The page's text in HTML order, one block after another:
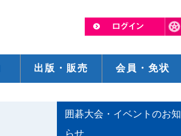
出版・販売 会員・免状
囲碁大会・イベントのお知
らせ